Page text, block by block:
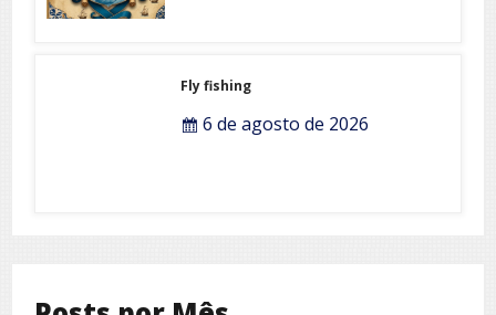
Fly fishing
6 de agosto de 2026